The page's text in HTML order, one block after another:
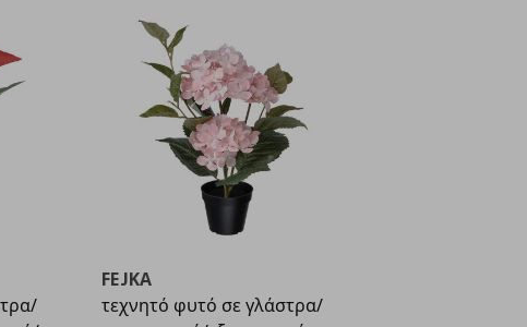
FEJKA
τεχνητό φυτό σε γλάστρα/